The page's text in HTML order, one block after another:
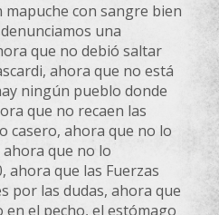
con sangre bien
una
que no debió saltar
ahora que no está
ningún pueblo donde
que no recaen las
casero, ahora que no lo
que no lo
ahora que las Fuerzas
por las dudas, ahora que
el pecho, el estómago